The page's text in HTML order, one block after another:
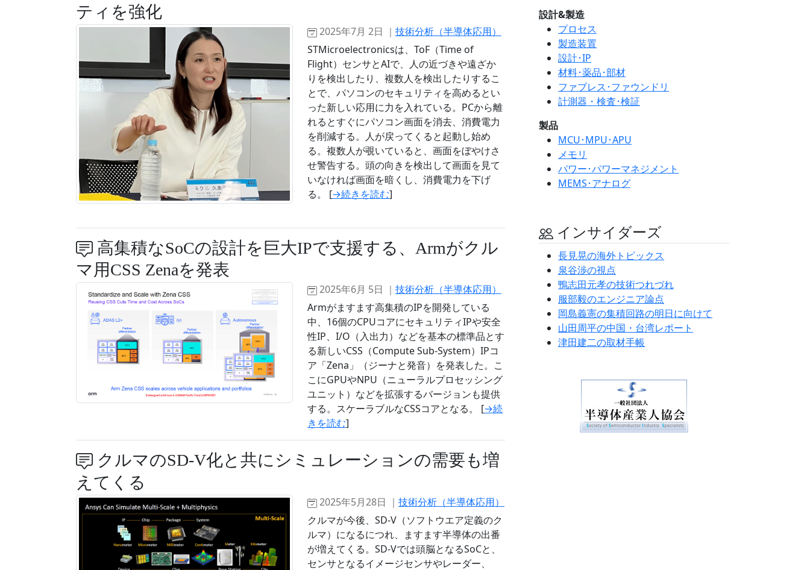
ティを強化
2025年7月 2日 ｜ 技術分析（半導体応用）
STMicroelectronicsは、ToF（Time of
Flight）センサとAIで、人の近づきや遠ざか
りを検出したり、複数人を検出したりするこ
とで、パソコンのセキュリティを高めるとい
った新しい応用に力を入れている。PCから離
れるとすぐにパソコン画面を消去、消費電力
を削減する。人が戻ってくると起動し始め
る。複数人が覗いていると、画面をぼやけさ
せ警告する。頭の向きを検出して画面を見て
いなければ画面を暗くし、消費電力を下げ
る。 [→続きを読む]
高集積なSoCの設計を巨大IPで支援する、Armがクル
マ用CSS Zenaを発表
2025年6月 5日 ｜ 技術分析（半導体応用）
Armがますます高集積のIPを開発している
中、16個のCPUコアにセキュリティIPや安全
性IP、I/O（入出力）などを基本の標準品とす
る新しいCSS（Compute Sub-System）IPコ
ア「Zena」（ジーナと発音）を発表した。こ
こにGPUやNPU（ニューラルプロセッシング
ユニット）などを拡張するバージョンも提供
する。スケーラブルなCSSコアとなる。 [→続
きを読む]
クルマのSD-V化と共にシミュレーションの需要も増
えてくる
2025年5月28日 ｜ 技術分析（半導体応用）
クルマが今後、SD-V（ソフトウエア定義のク
ルマ）になるにつれ、ますます半導体の出番
が増えてくる。SD-Vでは頭脳となるSoCと、
センサとなるイメージセンサやレーダー、
設計&製造
プロセス
製造装置
設計･IP
材料･薬品･部材
ファブレス･ファウンドリ
計測器・検査･検証
製品
MCU･MPU･APU
メモリ
パワー･パワーマネジメント
MEMS･アナログ
インサイダーズ
長見晃の海外トピックス
泉谷渉の視点
鴨志田元孝の技術つれづれ
服部毅のエンジニア論点
岡島義憲の集積回路の明日に向けて
山田周平の中国・台湾レポート
津田建二の取材手帳